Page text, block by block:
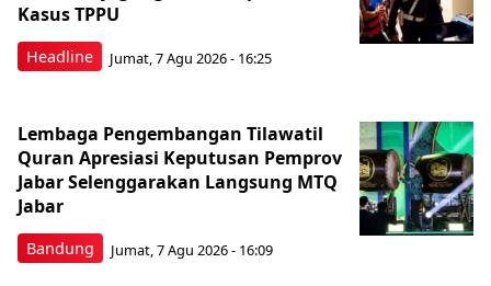
Headline
Kasus TPPU
Jumat, 7 Agu 2026 - 16:25
Bandung
Lembaga Pengembangan Tilawatil
Quran Apresiasi Keputusan Pemprov
Jabar Selenggarakan Langsung MTQ
Jabar
Jumat, 7 Agu 2026 - 16:09